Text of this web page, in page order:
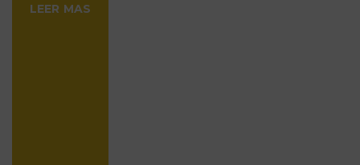
LEER MAS